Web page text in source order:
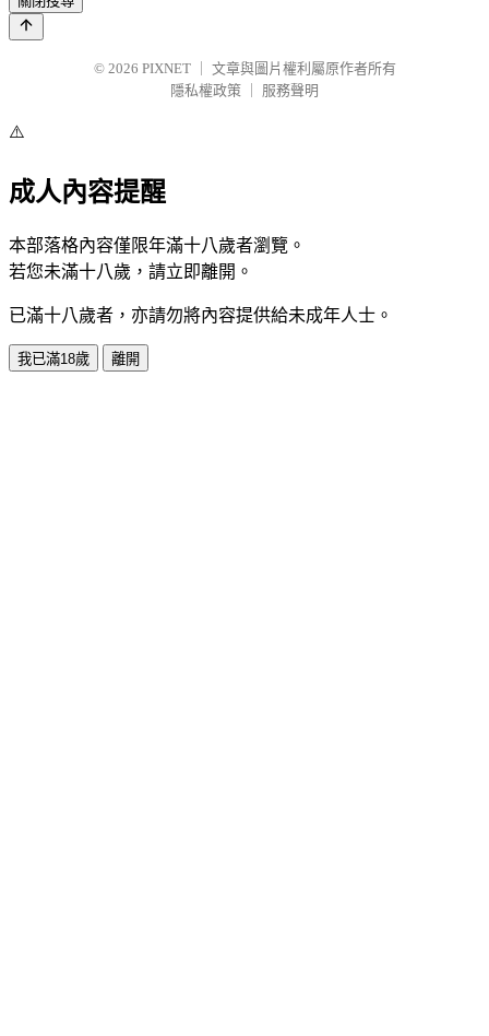
© 2026 PIXNET
文章與圖片權利屬原作者所有
隱私權政策
服務聲明
⚠️
成人內容提醒
本部落格內容僅限年滿十八歲者瀏覽。
若您未滿十八歲，請立即離開。
已滿十八歲者，亦請勿將內容提供給未成年人士。
我已滿18歲 離開